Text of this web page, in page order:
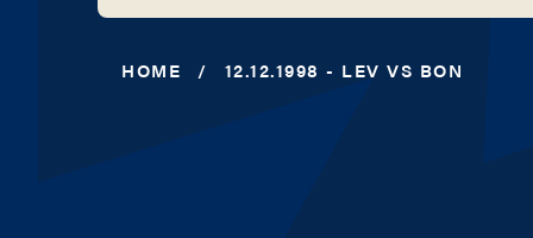
HOME / 12.12.1998 - LEV VS BON